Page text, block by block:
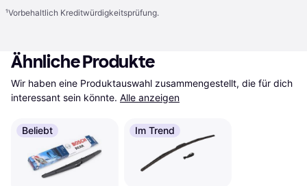
¹Vorbehaltlich Kreditwürdigkeitsprüfung.
Ähnliche Produkte
Wir haben eine Produktauswahl zusammengestellt, die für dich
interessant sein könnte. Alle anzeigen
Beliebt Im Trend